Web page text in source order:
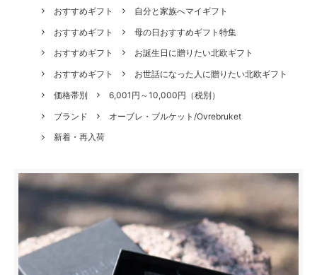
おすすめギフト
自分と家族へマイギフト
おすすめギフト
母の日おすすめギフト特集
おすすめギフト
お誕生日に贈りたい北欧ギフト
おすすめギフト
お世話になった人に贈りたい北欧ギフト
価格帯別
6,001円～10,000円（税別）
ブランド
オーブレ・ブルケット/Ovrebruket
新着・再入荷